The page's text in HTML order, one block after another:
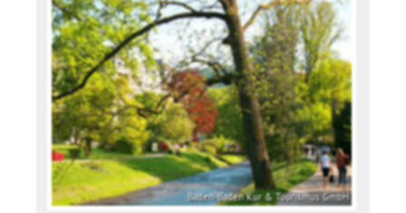
Baden-Baden Kur & Tourismus GmbH